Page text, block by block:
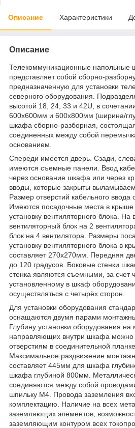
Описание Характеристики
Описание
Телекоммуникационные напольные
представляет собой сборно-
предназначенную для установки
северного оборудования.
высотой 18, 24, 33 и 42U, в
600х600мм и 600х800мм (ширина/
шкафа сборно-разборная,
соединенных между собой
основанием.
Спереди имеется дверь. Сзади,
имеются съемные панели. Ввод
через основание шкафа или через
вводы, которые закрыты
Размер отверстий кабельного ввода
Имеются посадочные места в
установку вентиляторного блока.
вентиляторный блок на 2
блок на 4 вентилятора. Размеры
установку вентиляторного блока в
составляет 270х270мм. Передняя
до 120 градусов. Боковые стенки
стенка являются съемными, за счет
установленному в шкаф
осуществляться с четырёх сторон.
Для установки оборудования
оснащаются двумя парами
Глубину установки оборудования
направляющих внутри шкафа можно
отверстиям в соединительной
Максимальное раздвижение
составляет 445мм для шкафа
шкафа глубиной 800мм.
соединяются между собой
шпильку М4. Провода заземления
комплектацию. Наличие на всех
заземляющих элементов,
заземляющим контуром всех